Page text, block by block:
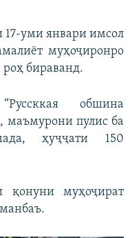
17-уми январи имсол
муҳоҷиронро
бираванд.
обшина
маъмурони пулис ба
ҳуҷҷати 150
муҳоҷират